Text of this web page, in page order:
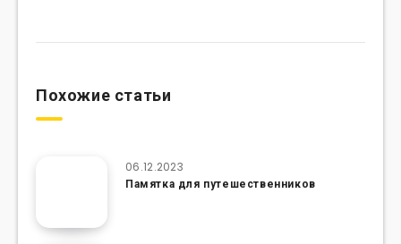
Похожие статьи
06.12.2023
Памятка для путешественников